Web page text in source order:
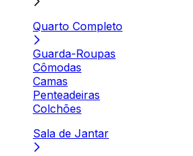
Quarto Completo
Guarda-Roupas
Cômodas
Camas
Penteadeiras
Colchões
Sala de Jantar